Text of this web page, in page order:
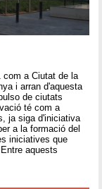
com a Ciutat de la
i arran d'aquesta
de ciutats
té com a
ja siga d'iniciativa
a la formació del
iniciatives que
aquests